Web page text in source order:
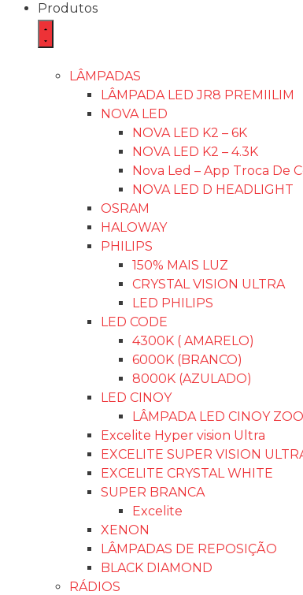
Produtos
LÂMPADAS
LÂMPADA LED JR8 PREMIILIM
NOVA LED
NOVA LED K2 – 6K
NOVA LED K2 – 4.3K
Nova Led – App Troca De
NOVA LED D HEADLIGHT
OSRAM
HALOWAY
PHILIPS
150% MAIS LUZ
CRYSTAL VISION ULTRA
LED PHILIPS
LED CODE
4300K ( AMARELO)
6000K (BRANCO)
8000K (AZULADO)
LED CINOY
LÂMPADA LED CINOY
Excelite Hyper vision Ultra
EXCELITE SUPER VISION
EXCELITE CRYSTAL WHITE
SUPER BRANCA
Excelite
XENON
LÂMPADAS DE REPOSIÇÃO
BLACK DIAMOND
RÁDIOS